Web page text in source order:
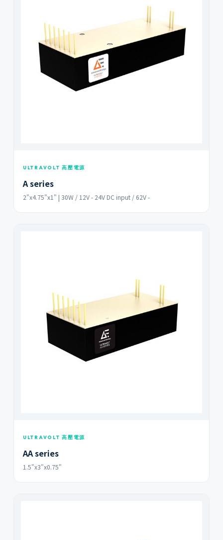
ULTRAVOLT 高壓電源
A series
2"x4.75"x1" | 30W / 12V - 24V DC input / 62V -
ULTRAVOLT 高壓電源
AA series
1.5"x3"x0.75"